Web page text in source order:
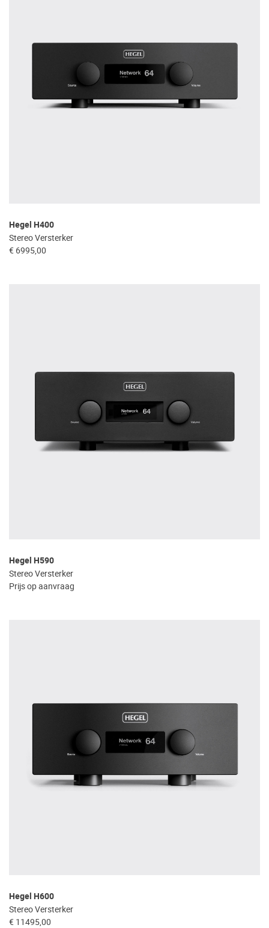
Hegel H400
Stereo Versterker
€ 6995,00
Hegel H590
Stereo Versterker
Prijs op aanvraag
Hegel H600
Stereo Versterker
€ 11495,00